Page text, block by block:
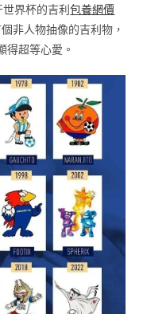
界杯的吉利包養網價
非人物抽像的吉利物，
超等心愛。